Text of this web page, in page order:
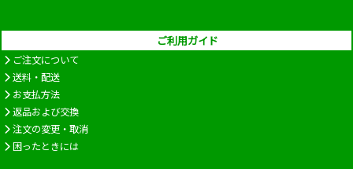
ご利用ガイド
ご注文について
送料・配送
お支払方法
返品および交換
注文の変更・取消
困ったときには